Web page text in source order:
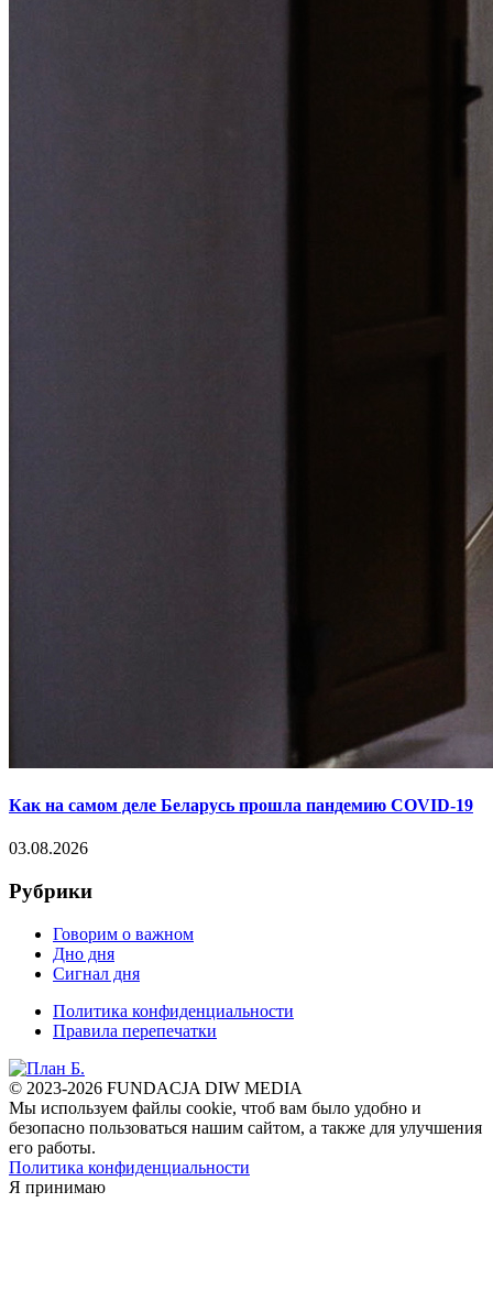
Как на самом деле Беларусь прошла пандемию COVID-19
03.08.2026
Рубрики
Говорим о важном
Дно дня
Сигнал дня
Политика конфиденциальности
Правила перепечатки
© 2023-2026 FUNDACJA DIW MEDIA
Мы используем файлы cookie, чтоб вам было удобно и
безопасно пользоваться нашим сайтом, а также для улучшения
его работы.
Политика конфиденциальности
Я принимаю